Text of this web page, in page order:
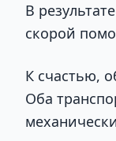
В
скорой
К счастью,
Оба